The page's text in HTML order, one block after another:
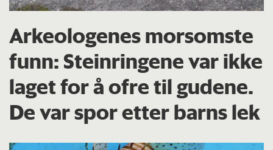
Arkeologenes morsomste
funn: Steinringene var ikke
laget for å ofre til gudene.
De var spor etter barns lek